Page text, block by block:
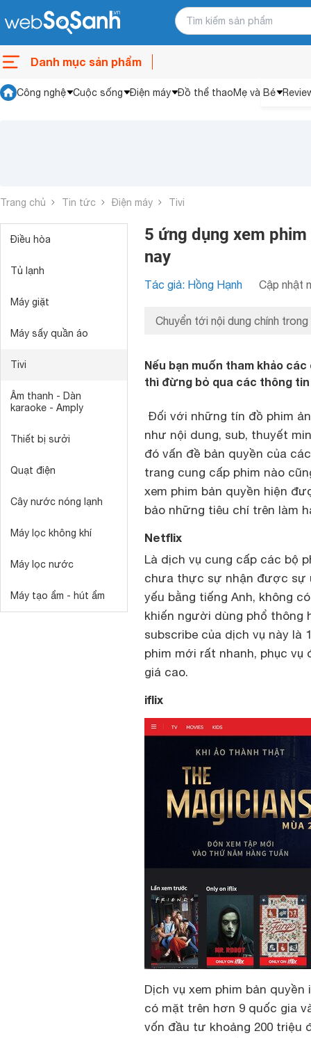
Danh mục sản phẩm
Công nghệ Cuộc sống Điện máy Đồ thể thaoMẹ và Bé
Trang chủ Tin tức Điện máy Tivi
Điều hòa
Tủ lạnh
Máy giặt
Máy sấy quần áo
Tivi
Âm thanh - Dàn
karaoke - Amply
Thiết bị sưởi
Quạt điện
Cây nước nóng lạnh
Máy lọc không khí
Máy lọc nước
Máy tạo ẩm - hút ẩm
5 ứng dụng xem
nay
Tác giả: Hồng Hạnh Cập nhật
Chuyển tới nội dung chính trong
Nếu bạn muốn tham khảo
thì đừng bỏ qua các thông
Đối với những tín đồ phim
như nội dung, sub, thuyết
đó vấn đề bản quyền của
trang cung cấp phim nào
xem phim bản quyền hiện
bảo những tiêu chí trên làm
Netflix
Là dịch vụ cung cấp các bộ
chưa thực sự nhận được sự
yếu bằng tiếng Anh, không
khiến người dùng phổ thông
subscribe của dịch vụ này là
phim mới rất nhanh, phục
giá cao.
iflix
Dịch vụ xem phim bản
có mặt trên hơn 9 quốc gia
vốn đầu tư khoảng 200 triệu